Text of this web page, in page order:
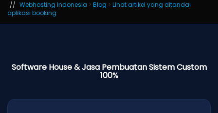
Webhosting Indonesia > Blog > Lihat artikel yang ditandai
aplikasi booking
Software House & Jasa Pembuatan Sistem Custom
100%